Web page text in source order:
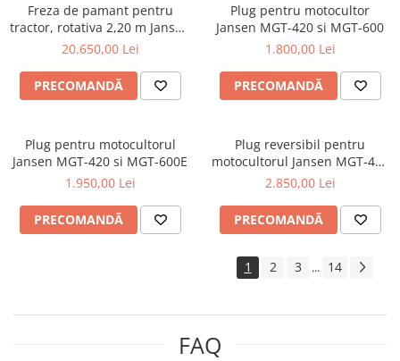
Piese schimb Tractoare
Cosire si tocare vegetatie
Tocatoare de vegetatie cu brat
Tocatoare vegetatie cardan tractor
Tocatoare vegetatie hidraulice
Tocatoare vegetatie motor termic
Cositoare
Tractorase de tuns iarba
Roboti de tuns iarba
Protectia si ingrijirea plantelor
Freza de pamant pentru
tractor, rotativa 2,20 m Jansen
TBF-220
20.650,00 Lei
PRECOMANDĂ
Plug pentru motocultor
Jansen MGT-420 si MGT-600
1.800,00 Lei
PRECOMANDĂ
Plug pentru motocultorul
Jansen MGT-420 si MGT-600E
1.950,00 Lei
PRECOMANDĂ
Plug reversibil pentru
motocultorul Jansen MGT-420
si MGT-600E
2.850,00 Lei
PRECOMANDĂ
1 2 3 ... 14
FAQ